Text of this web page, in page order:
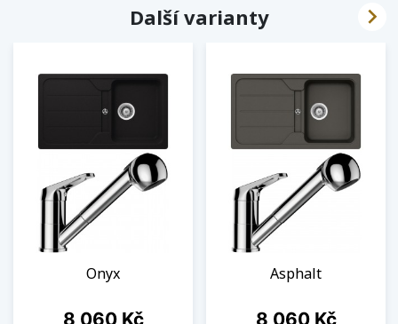
Další varianty
Onyx
Cena
8 060 Kč
Asphalt
Cena
8 060 Kč
